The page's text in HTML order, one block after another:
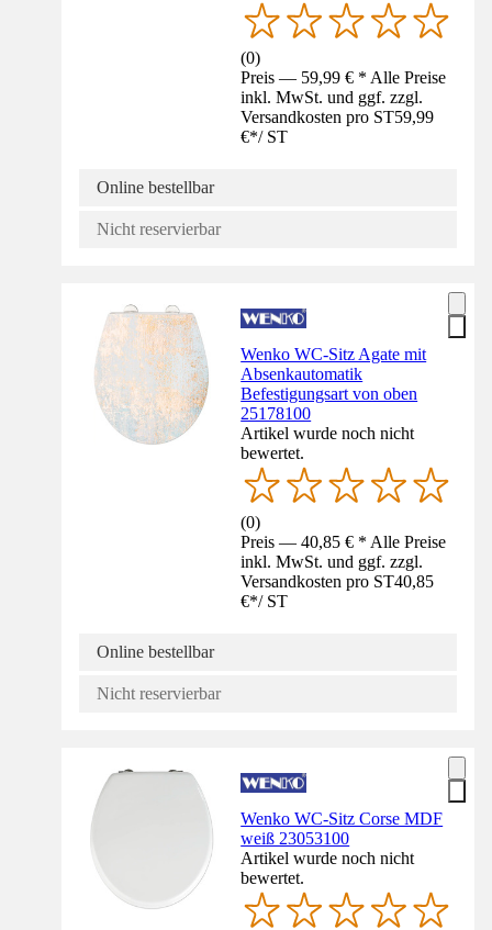
(0)
Preis — 59,99 € * Alle Preise
inkl. MwSt. und ggf. zzgl.
Versandkosten pro ST59,99
€*/ ST
Online bestellbar
Nicht reservierbar
Wenko WC-Sitz Agate mit
Absenkautomatik
Befestigungsart von oben
25178100
Artikel wurde noch nicht
bewertet.
(0)
Preis — 40,85 € * Alle Preise
inkl. MwSt. und ggf. zzgl.
Versandkosten pro ST40,85
€*/ ST
Online bestellbar
Nicht reservierbar
Wenko WC-Sitz Corse MDF
weiß 23053100
Artikel wurde noch nicht
bewertet.